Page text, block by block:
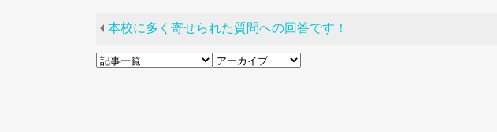
本校に多く寄せられた質問への回答です！